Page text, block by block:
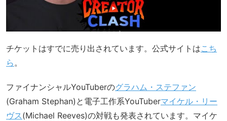
チケットはすでに売り出されています。公式サイトはこち
ら。
ファイナンシャルYouTuberのグラハム・ステファン
(Graham Stephan)と電子工作系YouTuberマイケル・リー
ヴス (Michael Reeves)の対戦も発表されています。マイケ